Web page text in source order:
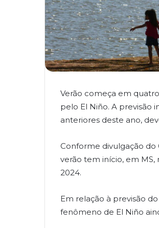
Verão começa em
pelo El Niño. A previsão
anteriores deste ano,
Conforme divulgação
verão tem início, em MS,
2024.
Em relação à previsão
fenômeno de El Niño